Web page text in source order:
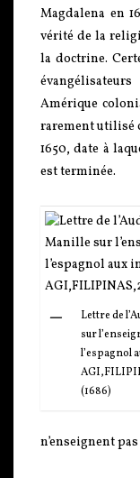
Magdalena en
vérité de la
la doctrine.
Amérique
rarement utilisé
1650, date à
est terminée.
Lettre de
sur
l’espagnol
(1686)
n’enseignent